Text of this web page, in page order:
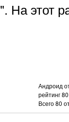
На этот
Андроид
рейтинг80
Всего80